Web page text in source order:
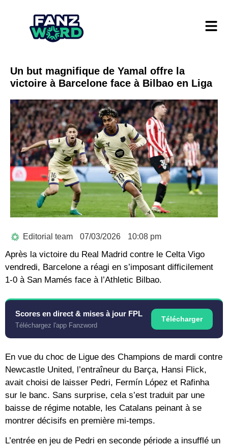
Un but magnifique de Yamal offre la
victoire à Barcelone face à Bilbao en Liga
Editorial team 07/03/2026 10:08 pm
Après la victoire du Real Madrid contre le Celta Vigo
vendredi, Barcelone a réagi en s’imposant difficilement
1-0 à San Mamés face à l’Athletic Bilbao.
Scores en direct & mises à jour FPL
Téléchargez l'app Fanzword
Télécharger
En vue du choc de Ligue des Champions de mardi contre
Newcastle United, l’entraîneur du Barça, Hansi Flick,
avait choisi de laisser Pedri, Fermín López et Rafinha
sur le banc. Sans surprise, cela s’est traduit par une
baisse de régime notable, les Catalans peinant à se
montrer décisifs en première mi-temps.
L’entrée en jeu de Pedri en seconde période a insufflé un